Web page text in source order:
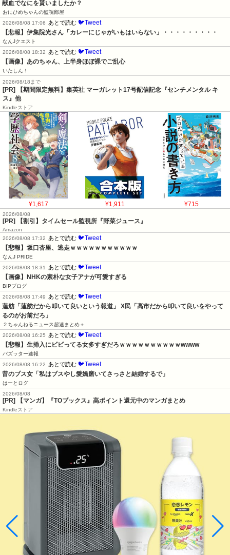
献血でなにを貰いましたか？
おにひめちゃんの監視部屋
2026/08/08 17:06 あとで読む 🐦Tweet
【悲報】伊集院光さん「カレーにじゃがいもはいらない」・・・・・・・・・
なんJクエスト
2026/08/08 18:32 あとで読む 🐦Tweet
【画像】あのちゃん、上半身ほぼ裸でご乱心
いたしん！
2026/08/18まで
[PR] 【期間限定無料】集英社 マーガレット17号配信記念『センチメンタル キ
ス』他
Kindleストア
¥1,617 ¥1,911 ¥715
2026/08/08
[PR] 【割引】タイムセール監視所『野菜ジュース』
Amazon
2026/08/08 17:32
あとで読む 🐦Tweet
【悲報】坂口杏里、逃走ｗｗｗｗｗｗｗｗｗｗｗ
なんJ PRIDE
2026/08/08 18:31
あとで読む 🐦Tweet
【画像】NHKの素朴な女子アナが可愛すぎる
BIPブログ
2026/08/08 17:49
あとで読む 🐦Tweet
蓮舫「蓮舫だから叩いて良いという報道」 X民「高市だから叩いて良いをやって
るのがお前だろ」
２ちゃんねるニュース超速まとめ＋
2026/08/08 16:25
あとで読む 🐦Tweet
【悲報】生挿入にビビってる女多すぎだろｗｗｗｗｗｗｗｗｗｗwwww
バズッター速報
2026/08/08 16:22
あとで読む 🐦Tweet
昔のブス女「私はブスやし愛嬌磨いてさっさと結婚するで」
はーとログ
2026/08/08
[PR] 【マンガ】『TOブックス』高ポイント還元中のマンガまとめ
Kindleストア